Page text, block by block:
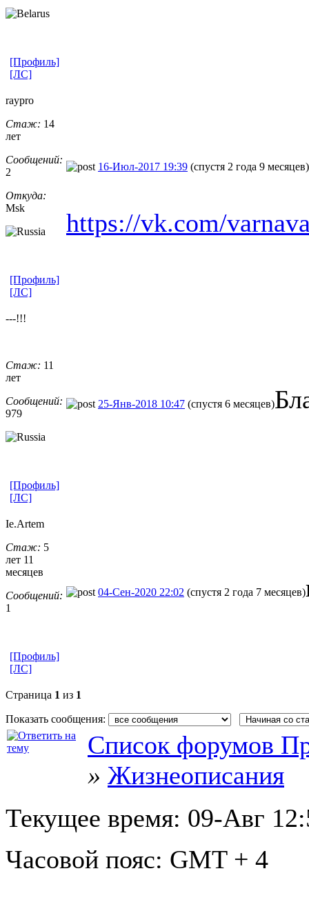
[Профиль]
[ЛС]
raypro
Стаж: 14
лет
Сообщений:
2
Откуда:
Msk
16-Июл-2017 19:39 (спустя 2 года 9 месяцев)
https://vk.com/
[Профиль]
[ЛС]
---!!!
Стаж: 11
лет
Сообщений:
979
25-Янв-2018 10:47 (спустя 6 месяцев)
[Профиль]
[ЛС]
Ie.Artem
Стаж: 5
лет 11
месяцев
Сообщений:
1
04-Сен-2020 22:02 (спустя 2 года 7 месяцев)
[Профиль]
[ЛС]
Страница 1 из 1
Показать сообщения:
Список форумов
» Жизнеописания
Текущее время: 09-Авг
Часовой пояс: GMT + 4